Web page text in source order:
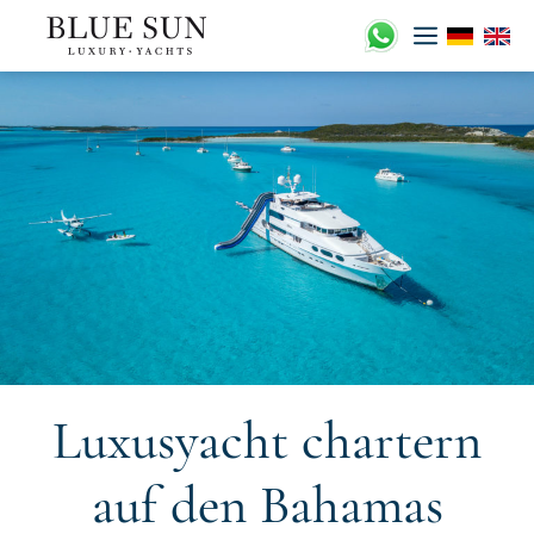
Zum
Inhalt
springen
Luxusyacht chartern
auf den Bahamas